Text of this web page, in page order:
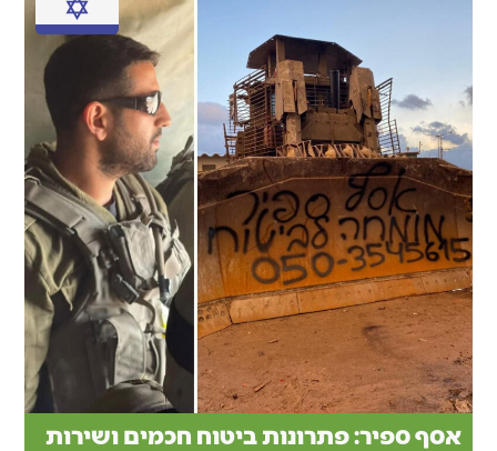
אסף ספיר: פתרונות ביטוח חכמים ושירות